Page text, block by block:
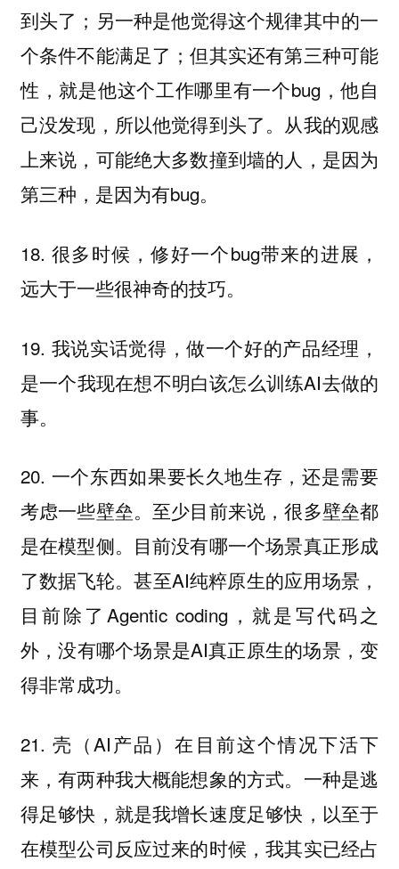
到头了；另一种是他觉得这个规律其中的一
个条件不能满足了；但其实还有第三种可能
性，就是他这个工作哪里有一个bug，他自
己没发现，所以他觉得到头了。从我的观感
上来说，可能绝大多数撞到墙的人，是因为
第三种，是因为有bug。
18. 很多时候，修好一个bug带来的进展，
远大于一些很神奇的技巧。
19. 我说实话觉得，做一个好的产品经理，
是一个我现在想不明白该怎么训练AI去做的
事。
20. 一个东西如果要长久地生存，还是需要
考虑一些壁垒。至少目前来说，很多壁垒都
是在模型侧。目前没有哪一个场景真正形成
了数据飞轮。甚至AI纯粹原生的应用场景，
目前除了Agentic coding，就是写代码之
外，没有哪个场景是AI真正原生的场景，变
得非常成功。
21. 壳（AI产品）在目前这个情况下活下
来，有两种我大概能想象的方式。一种是逃
得足够快，就是我增长速度足够快，以至于
在模型公司反应过来的时候，我其实已经占